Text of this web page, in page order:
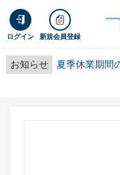
ログイン 新規会員登録
お知らせ 夏季休業期間